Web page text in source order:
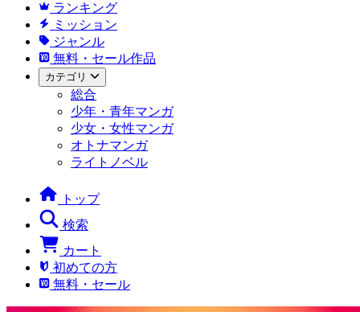
ランキング
ミッション
ジャンル
無料・セール作品
カテゴリ
総合
少年・青年マンガ
少女・女性マンガ
オトナマンガ
ライトノベル
トップ
検索
カート
初めての方
無料・セール